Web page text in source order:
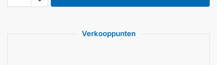
Verkooppunten